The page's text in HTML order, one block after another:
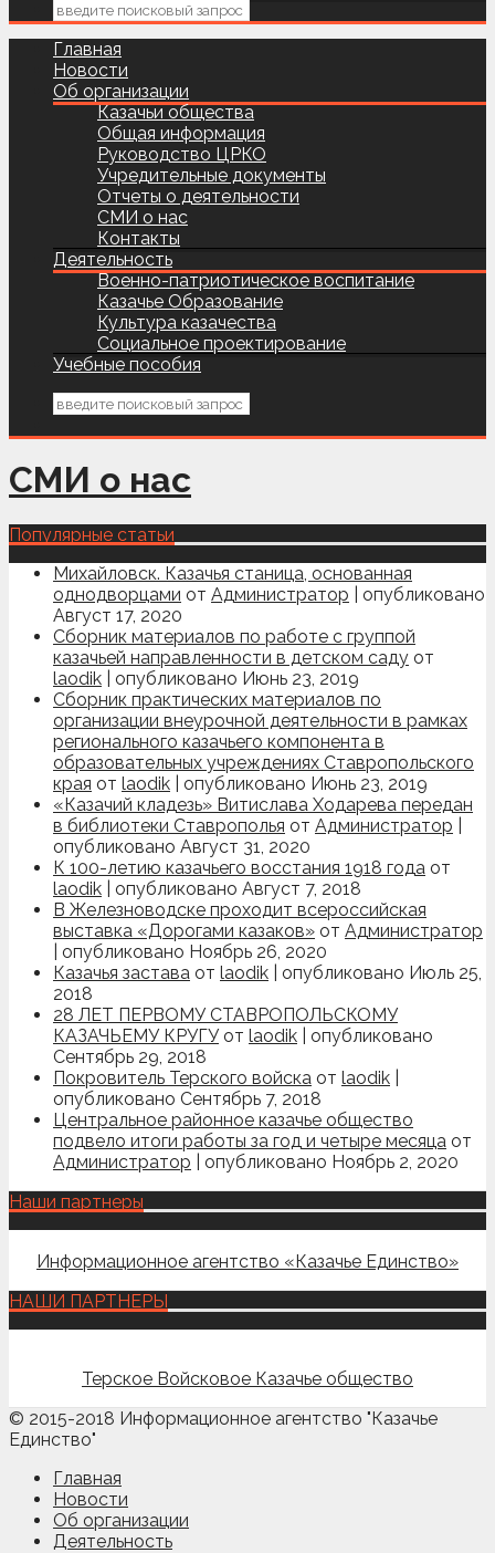
Главная
Новости
Об организации
Казачьи общества
Общая информация
Руководство ЦРКО
Учредительные документы
Отчеты о деятельности
СМИ о нас
Контакты
Деятельность
Военно-патриотическое воспитание
Казачье Образование
Культура казачества
Социальное проектирование
Учебные пособия
СМИ о нас
Популярные статьи
Михайловск. Казачья станица, основанная
однодворцами от Администратор
опубликовано
Август 17, 2020
Сборник материалов по работе с группой
казачьей направленности в детском саду от
laodik
опубликовано Июнь 23, 2019
Сборник практических материалов по
организации внеурочной деятельности в рамках
регионального казачьего компонента в
образовательных учреждениях Ставропольского
края от laodik
опубликовано Июнь 23, 2019
«Казачий кладезь» Витислава Ходарева передан
в библиотеки Ставрополья от Администратор
опубликовано Август 31, 2020
К 100-летию казачьего восстания 1918 года от
laodik
опубликовано Август 7, 2018
В Железноводске проходит всероссийская
выставка «Дорогами казаков» от Администратор
опубликовано Ноябрь 26, 2020
Казачья застава от laodik
опубликовано Июль 25,
2018
28 ЛЕТ ПЕРВОМУ СТАВРОПОЛЬСКОМУ
КАЗАЧЬЕМУ КРУГУ от laodik
опубликовано
Сентябрь 29, 2018
Покровитель Терского войска от laodik
опубликовано Сентябрь 7, 2018
Центральное районное казачье общество
подвело итоги работы за год и четыре месяца от
Администратор
опубликовано Ноябрь 2, 2020
Наши партнеры
Информационное агентство «Казачье Единство»
НАШИ ПАРТНЕРЫ
Терское Войсковое Казачье общество
© 2015-2018 Информационное агентство "Казачье
Единство"
Главная
Новости
Об организации
Деятельность